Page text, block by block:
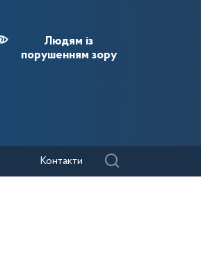
Людям із
порушенням зору
Контакти